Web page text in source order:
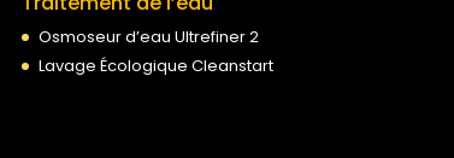
Osmoseur d’eau Ultrefiner 2
Lavage Écologique Cleanstart